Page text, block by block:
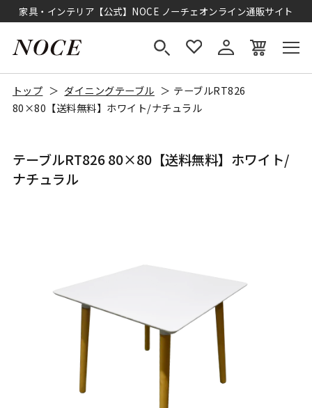
家具・インテリア【公式】NOCE ノーチェオンライン通販サイト
トップ ダイニングテーブル
テーブルRT826
80×80【送料無料】ホワイト/ナチュラル
テーブルRT826 80×80【送料無料】ホワイト/
ナチュラル